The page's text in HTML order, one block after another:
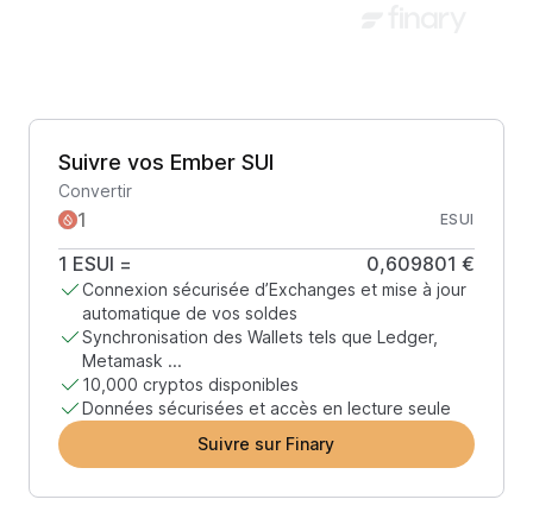
Suivre vos Ember SUI
Convertir
ESUI
1 ESUI = 0,609801 €
Connexion sécurisée d’Exchanges et mise à jour
automatique de vos soldes
Synchronisation des Wallets tels que Ledger,
Metamask ...
10,000 cryptos disponibles
Données sécurisées et accès en lecture seule
Suivre sur Finary